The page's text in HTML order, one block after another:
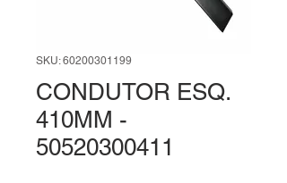
SKU: 60200301199
CONDUTOR ESQ.
410MM -
50520300411